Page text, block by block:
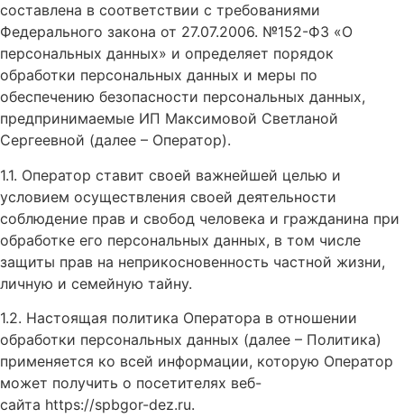
составлена в соответствии с требованиями
Федерального закона от 27.07.2006. №152-ФЗ «О
персональных данных» и определяет порядок
обработки персональных данных и меры по
обеспечению безопасности персональных данных,
предпринимаемые ИП Максимовой Светланой
Сергеевной (далее – Оператор).
1.1. Оператор ставит своей важнейшей целью и
условием осуществления своей деятельности
соблюдение прав и свобод человека и гражданина при
обработке его персональных данных, в том числе
защиты прав на неприкосновенность частной жизни,
личную и семейную тайну.
1.2. Настоящая политика Оператора в отношении
обработки персональных данных (далее – Политика)
применяется ко всей информации, которую Оператор
может получить о посетителях веб-
сайта https://spbgor-dez.ru.